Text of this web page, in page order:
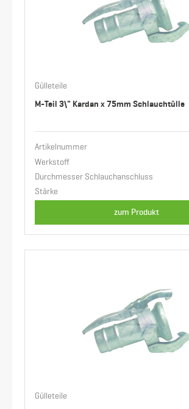
Gülleteile
M-Teil 3\" Kardan x 75mm Schlauchtülle
Artikelnummer
Werkstoff
Durchmesser Schlauchanschluss
Stärke
zum Produkt
Gülleteile